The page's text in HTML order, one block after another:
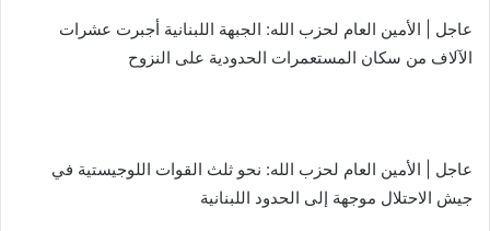
عاجل | الأمين العام لحزب الله: الجبهة اللبنانية أجبرت عشرات
الآلاف من سكان المستعمرات الحدودية على النزوح
عاجل | الأمين العام لحزب الله: نحو ثلث القوات اللوجيستية في
جيش الاحتلال موجهة إلى الحدود اللبنانية